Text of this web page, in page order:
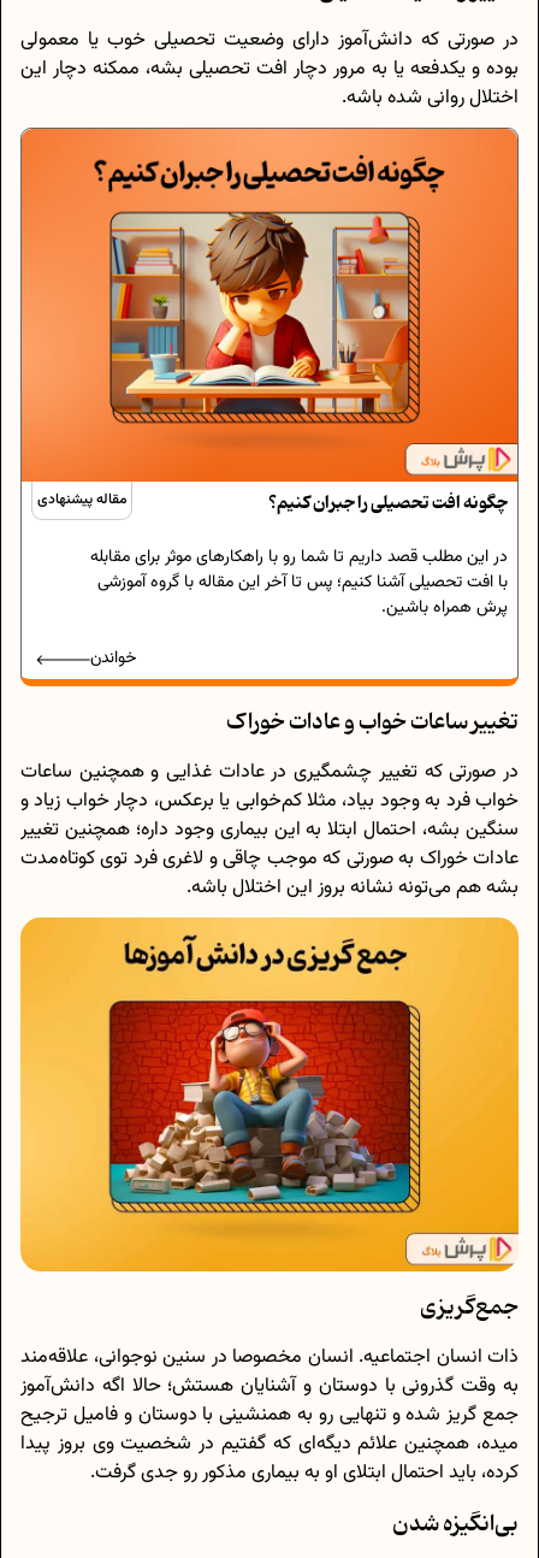
در صورتی که دانش‌آموز دارای وضعیت تحصیلی خوب یا معمولی
بوده و یکدفعه یا به مرور دچار افت تحصیلی بشه، ممکنه دچار این
اختلال روانی شده باشه.
مقاله پیشنهادی چگونه افت تحصیلی را جبران کنیم؟
در این مطلب قصد داریم تا شما رو با راهکارهای موثر برای مقابله
با افت تحصیلی آشنا کنیم؛ پس تا آخر این مقاله با گروه آموزشی
پرش همراه باشین.
خواندن
تغییر ساعات خواب و عادات خوراک
در صورتی که تغییر چشمگیری در عادات غذایی و همچنین ساعات
خواب فرد به وجود بیاد، مثلا کم‌خوابی یا برعکس، دچار خواب زیاد و
سنگین بشه، احتمال ابتلا به این بیماری وجود داره؛ همچنین تغییر
عادات خوراک به صورتی که موجب چاقی و لاغری فرد توی کوتاه‌مدت
بشه هم می‌تونه نشانه بروز این اختلال باشه.
جمع‌گریزی
ذات انسان اجتماعیه. انسان مخصوصا در سنین نوجوانی، علاقه‌مند
به وقت گذرونی با دوستان و آشنایان هستش؛ حالا اگه دانش‌آموز
جمع گریز شده و تنهایی رو به همنشینی با دوستان و فامیل ترجیح
میده، همچنین علائم دیگه‌ای که گفتیم در شخصیت وی بروز پیدا
کرده، باید احتمال ابتلای او به بیماری مذکور رو جدی گرفت.
بی‌انگیزه ‌شدن